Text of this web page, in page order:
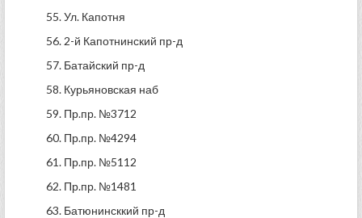
55. Ул. Капотня
56. 2-й Капотнинский пр-д
57. Батайский пр-д
58. Курьяновская наб
59. Пр.пр. №3712
60. Пр.пр. №4294
61. Пр.пр. №5112
62. Пр.пр. №1481
63. Батюнинсккий пр-д